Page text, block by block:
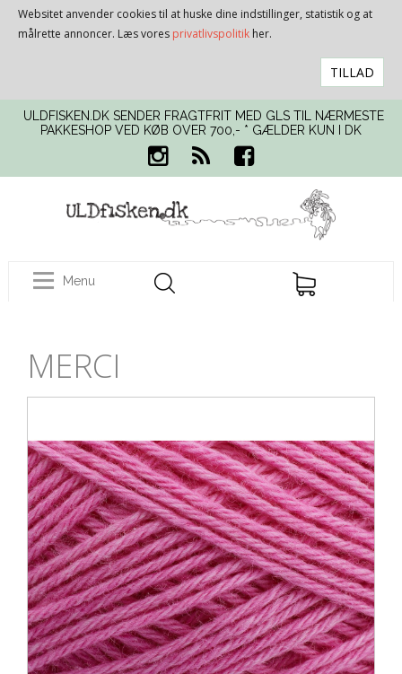
Websitet anvender cookies til at huske dine indstillinger, statistik og at
målrette annoncer. Læs vores privatlivspolitik her.
TILLAD
ULDFISKEN.DK SENDER FRAGTFRIT MED GLS TIL NÆRMESTE
PAKKESHOP VED KØB OVER 700,- * GÆLDER KUN I DK
Menu
MERCI